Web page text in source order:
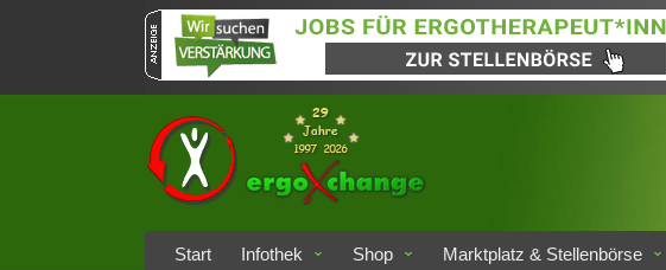
Start Infothek Shop Marktplatz & Stellenbörse